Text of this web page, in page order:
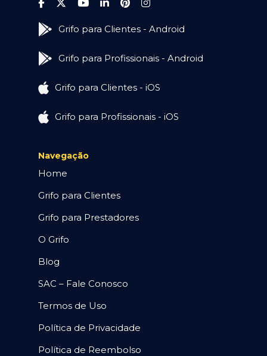
Grifo para Clientes - Android
Grifo para Profissionais - Android
Grifo para Clientes - iOS
Grifo para Profissionais - iOS
Navegação
Home
Grifo para Clientes
Grifo para Prestadores
O Grifo
Blog
SAC – Fale Conosco
Termos de Uso
Política de Privacidade
Política de Reembolso